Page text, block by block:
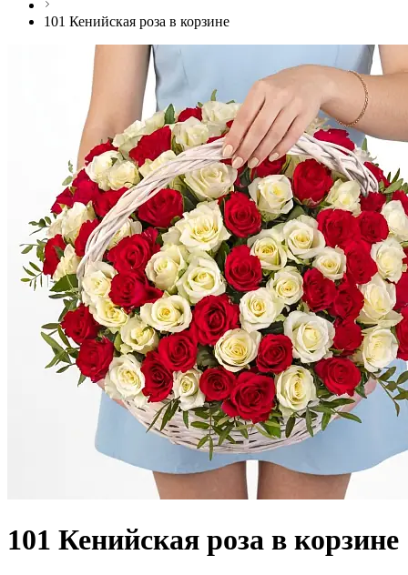
101 Кенийская роза в корзине
101 Кенийская роза в корзине